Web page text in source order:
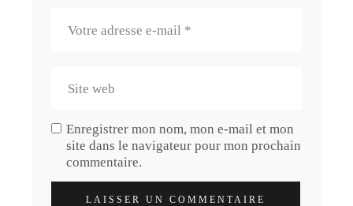
Enregistrer mon nom, mon e-mail et mon
site dans le navigateur pour mon prochain
commentaire.
LAISSER UN COMMENTAIRE